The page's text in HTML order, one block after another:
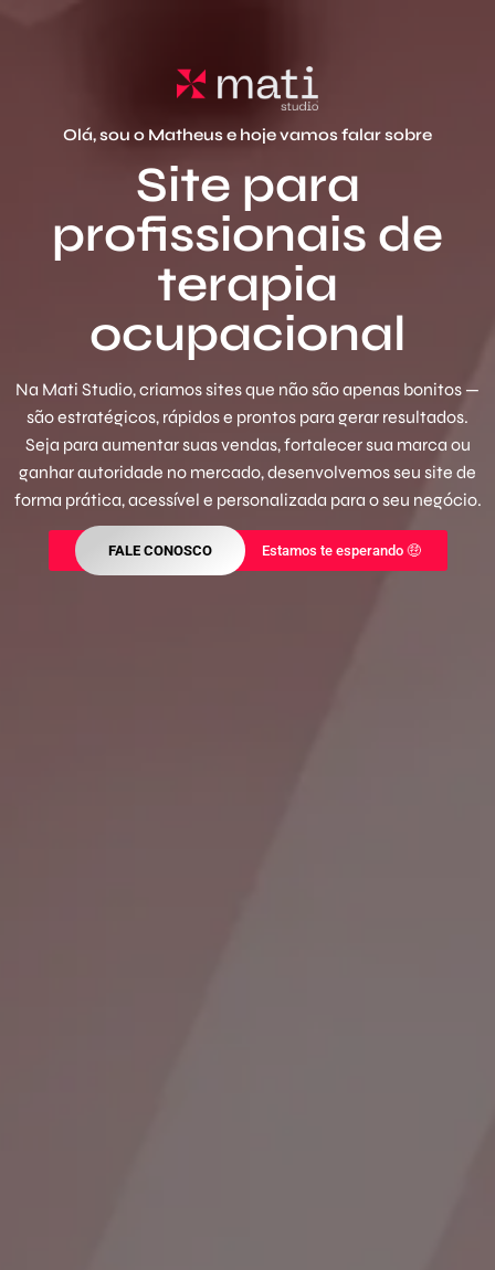
Olá, sou o Matheus e hoje vamos falar sobre
Site para
profissionais de
terapia
ocupacional
Na Mati Studio, criamos sites que não são apenas bonitos —
são estratégicos, rápidos e prontos para gerar resultados.
Seja para aumentar suas vendas, fortalecer sua marca ou
ganhar autoridade no mercado, desenvolvemos seu site de
forma prática, acessível e personalizada para o seu negócio.
FALE CONOSCO Estamos te esperando 🤑